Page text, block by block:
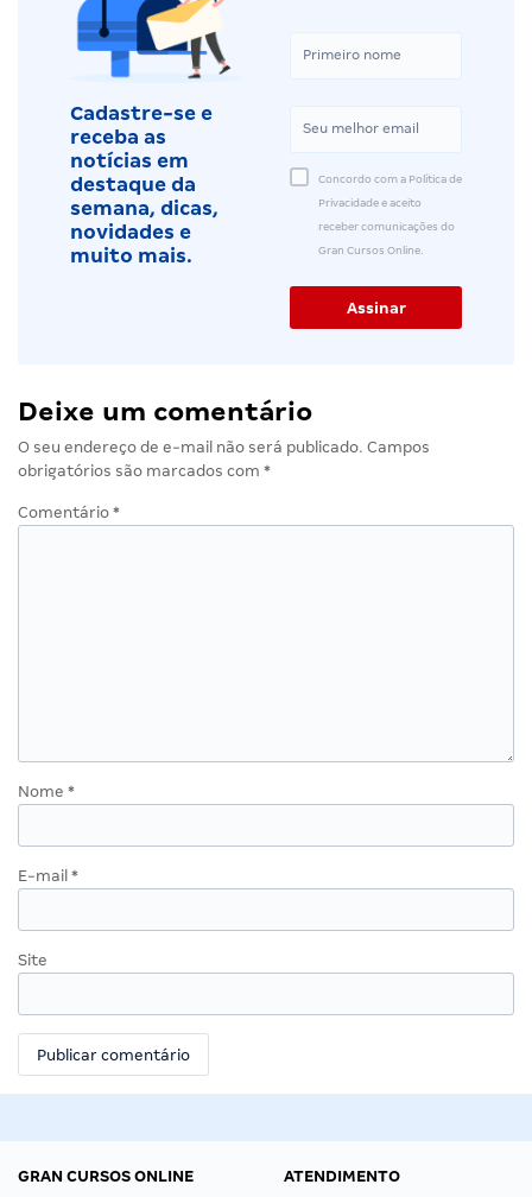
Cadastre-se e
receba as
notícias em
destaque da
semana, dicas,
novidades e
muito mais.
Concordo com a Política de
Privacidade e aceito
receber comunicações do
Gran Cursos Online.
Deixe um comentário
O seu endereço de e-mail não será publicado. Campos
obrigatórios são marcados com *
Comentário *
Nome *
E-mail *
Site
GRAN CURSOS ONLINE
ATENDIMENTO